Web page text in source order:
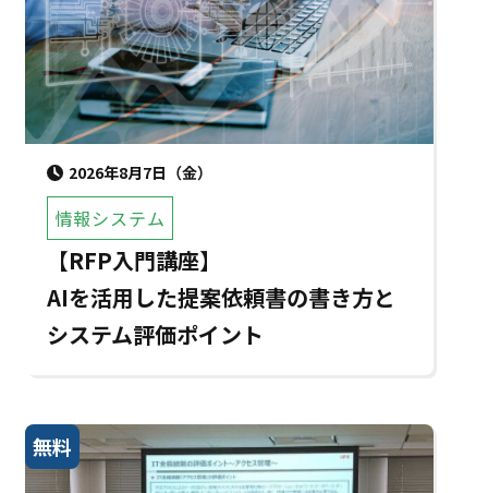
2026年8月7日（金）
情報システム
【RFP入門講座】
AIを活用した提案依頼書の書き方と
システム評価ポイント
無料